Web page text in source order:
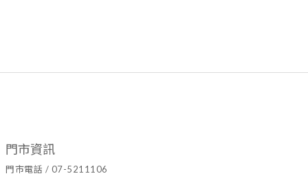
門市資訊
門市電話 / 07-5211106